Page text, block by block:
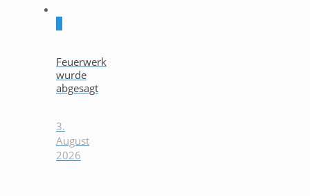
Feuerwerk
wurde
abgesagt
3.
August
2026